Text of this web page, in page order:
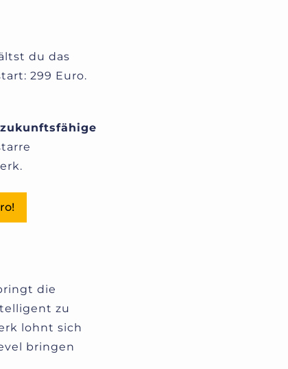
du das
299 Euro.
die
zu
lohnt sich
bringen